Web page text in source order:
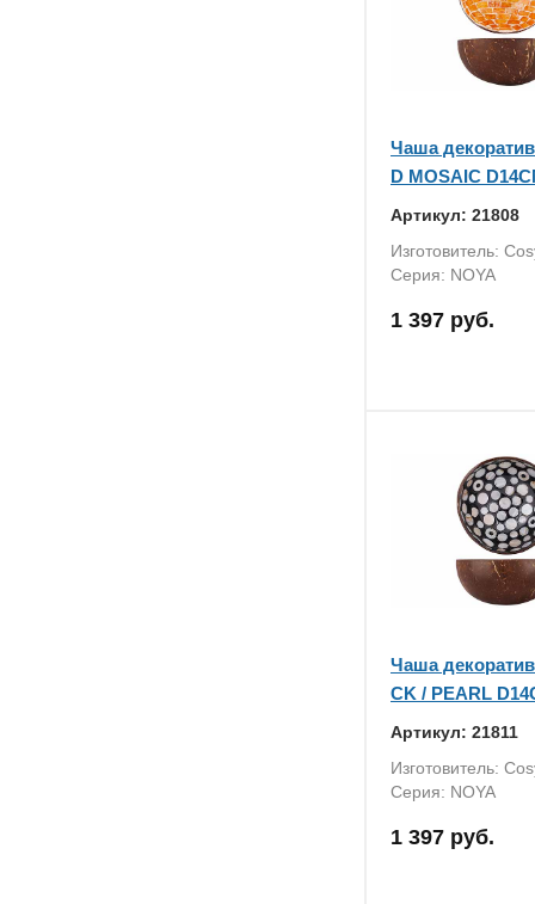
Чаша
D MOSAIC
Артикул: 21808
Изготовитель:
Серия: NOYA
1 397 руб.
Чаша
CK / PEARL
Артикул: 21811
Изготовитель:
Серия: NOYA
1 397 руб.